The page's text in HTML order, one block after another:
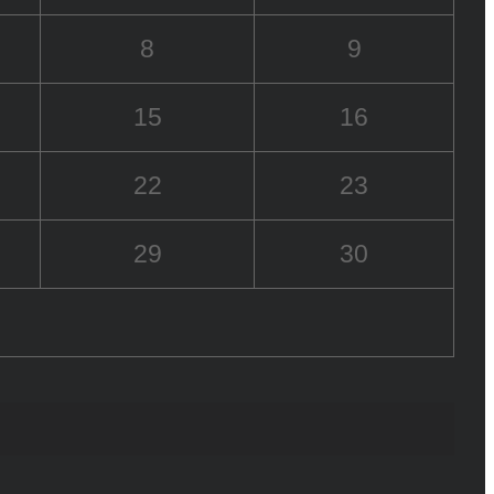
8 9
15 16
22 23
29 30